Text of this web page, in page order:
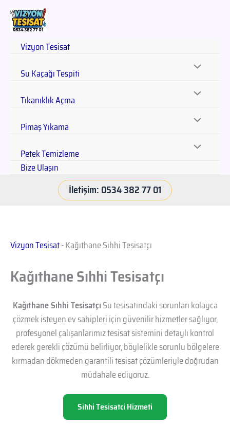
Vizyon Tesisat
Su Kaçağı Tespiti
Tıkanıklık Açma
Pimaş Yıkama
Petek Temizleme
Bize Ulaşın
İletişim: 0534 382 77 01
Vizyon Tesisat-Kağıthane Sıhhi Tesisatçı
Kağıthane Sıhhi Tesisatçı
Kağıthane Sıhhi TesisatçıSu tesisatındaki sorunları kolayca
çözmek isteyen ev sahipleri için güvenilir hizmetler sağlıyor,
profesyonel çalışanlarımız tesisat sistemini detaylı kontrol
ederek gerekli çözümü belirliyor, böylelikle sorunlu bölgelere
kırmadan dökmeden garantili tesisat çözümleriyle doğrudan
müdahale ediyoruz.
Sihhi Tesisatci Hizmeti